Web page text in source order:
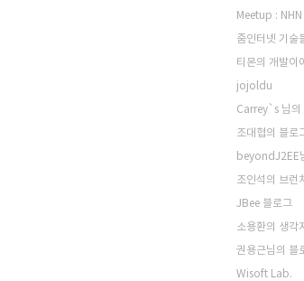
Meetup :
줌인터넷 기술
티몬의 개발이
jojoldu
Carrey`s 님의
조대협의 블로
beyondJ2EE
조인석의 브런치
JBee 블로그
소용환의 생각
권용근님의 블
Wisoft Lab.